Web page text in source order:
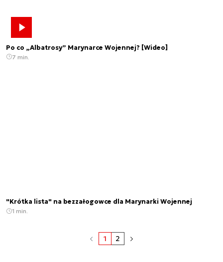
Po co „Albatrosy” Marynarce Wojennej? [Wideo]
7 min.
"Krótka lista" na bezzałogowce dla Marynarki Wojennej
1 min.
1 2